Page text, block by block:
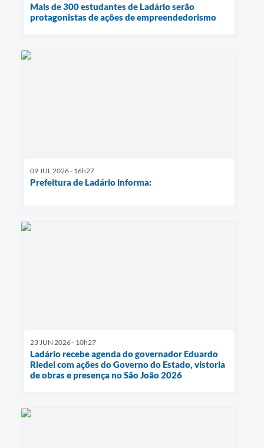
Mais de 300 estudantes de Ladário serão
protagonistas de ações de empreendedorismo
09 JUL 2026 - 16h27
Prefeitura de Ladário informa:
23 JUN 2026 - 10h27
Ladário recebe agenda do governador Eduardo
Riedel com ações do Governo do Estado, vistoria
de obras e presença no São João 2026